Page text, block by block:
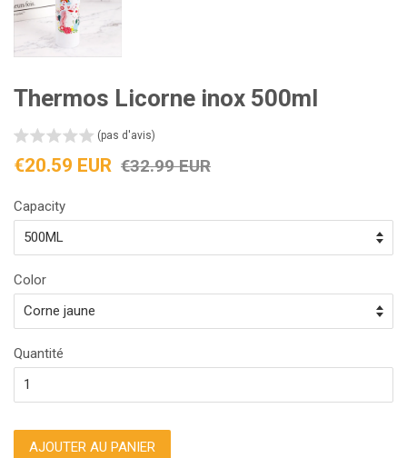
Thermos Licorne inox 500ml
(pas d'avis)
Prix
€20.59 EUR Prix
€32.99 EUR
Capacity
Color
Quantité
AJOUTER AU PANIER